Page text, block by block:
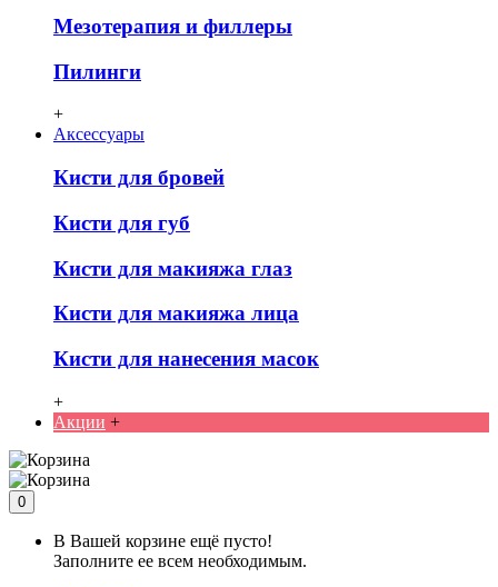
Мезотерапия и филлеры
Пилинги
+
Аксессуары
Кисти для бровей
Кисти для губ
Кисти для макияжа глаз
Кисти для макияжа лица
Кисти для нанесения масок
+
Акции +
0
В Вашей корзине ещё пусто!
Заполните ее всем необходимым.